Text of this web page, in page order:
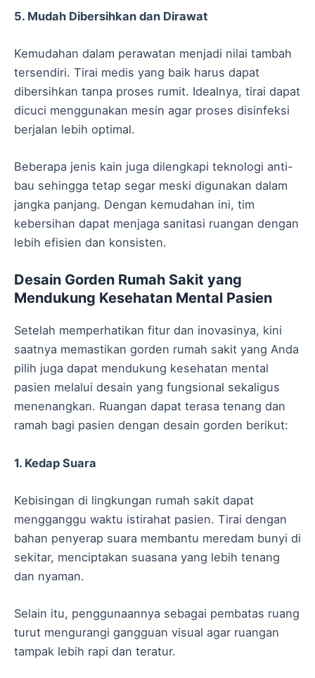
5. Mudah Dibersihkan dan Dirawat
Kemudahan dalam perawatan menjadi nilai tambah
tersendiri. Tirai medis yang baik harus dapat
dibersihkan tanpa proses rumit. Idealnya, tirai dapat
dicuci menggunakan mesin agar proses disinfeksi
berjalan lebih optimal.
Beberapa jenis kain juga dilengkapi teknologi anti-
bau sehingga tetap segar meski digunakan dalam
jangka panjang. Dengan kemudahan ini, tim
kebersihan dapat menjaga sanitasi ruangan dengan
lebih efisien dan konsisten.
Desain Gorden Rumah Sakit yang
Mendukung Kesehatan Mental Pasien
Setelah memperhatikan fitur dan inovasinya, kini
saatnya memastikan gorden rumah sakit yang Anda
pilih juga dapat mendukung kesehatan mental
pasien melalui desain yang fungsional sekaligus
menenangkan. Ruangan dapat terasa tenang dan
ramah bagi pasien dengan desain gorden berikut:
1. Kedap Suara
Kebisingan di lingkungan rumah sakit dapat
mengganggu waktu istirahat pasien. Tirai dengan
bahan penyerap suara membantu meredam bunyi di
sekitar, menciptakan suasana yang lebih tenang
dan nyaman.
Selain itu, penggunaannya sebagai pembatas ruang
turut mengurangi gangguan visual agar ruangan
tampak lebih rapi dan teratur.